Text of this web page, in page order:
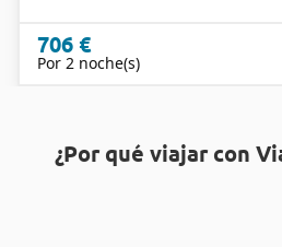
706 €
Por 2 noche(s)
¿Por qué viajar con